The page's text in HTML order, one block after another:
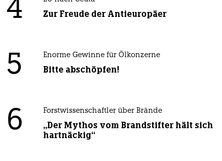
4 Zur Freude der Antieuropäer
5 Enorme Gewinne für Ölkonzerne
Bitte abschöpfen!
6 Forstwissenschaftler über Brände
„Der Mythos vom Brandstifter hält sich
hartnäckig“